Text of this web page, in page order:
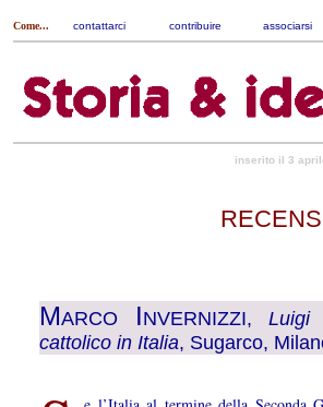
Come... contattarci contribuire associarsi
inserito il 3
MARCO INVERNIZZI, Luigi
cattolico in Italia, Sugarco,